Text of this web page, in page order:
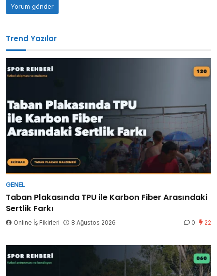
Trend Yazılar
GENEL
Taban Plakasında TPU ile Karbon Fiber Arasındaki
Sertlik Farkı
Online İş Fikirleri 8 Ağustos 2026 0 22